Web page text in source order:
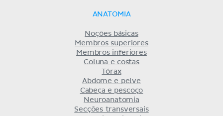
ANATOMIA
Noções básicas
Membros superiores
Membros inferiores
Coluna e costas
Tórax
Abdome e pelve
Cabeça e pescoço
Neuroanatomia
Secções transversais